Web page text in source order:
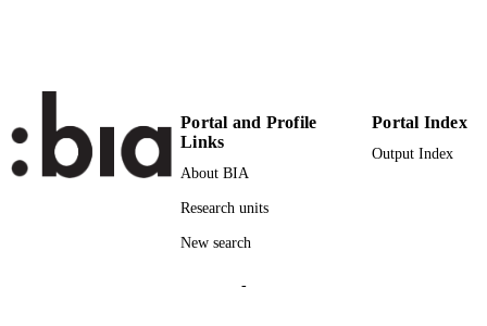
DESCRIPTION
DESCRIPTION
AUDIENCE
Scientific
K
Portal and Profile
Links
About BIA
Research units
New search
Portal Index
Output Index
-